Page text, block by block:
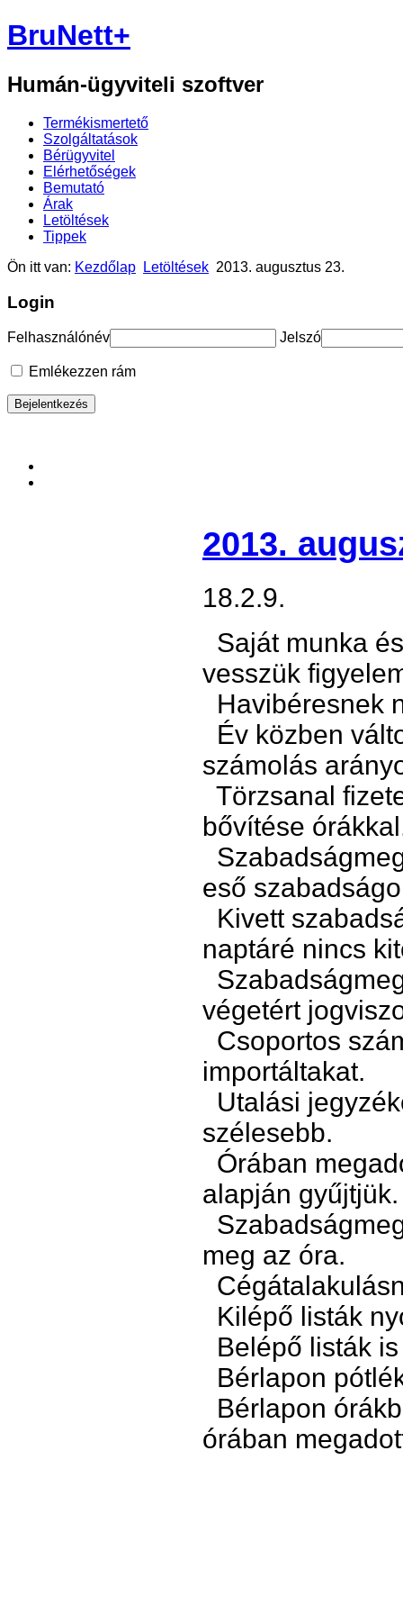
BruNett+
Humán-ügyviteli szoftver
Termékismertető
Szolgáltatások
Bérügyvitel
Elérhetőségek
Bemutató
Árak
Letöltések
Tippek
Ön itt van: Kezdőlap Letöltések 2013. augusztus 23.
Login
Felhasználónév Jelszó
Emlékezzen rám
2013.
18.2.9.
Saját munka
vesszük
Havibéresnek
Év közben
számolás
Törzsanal
bővítése
eső
Kivett
naptáré nincs
végetért
Csoportos
importáltakat.
Utalási
szélesebb.
Órában
alapján gyűjtjük.
meg az óra.
Kilépő listák
Belépő listák
Bérlapon
Bérlapon
órában